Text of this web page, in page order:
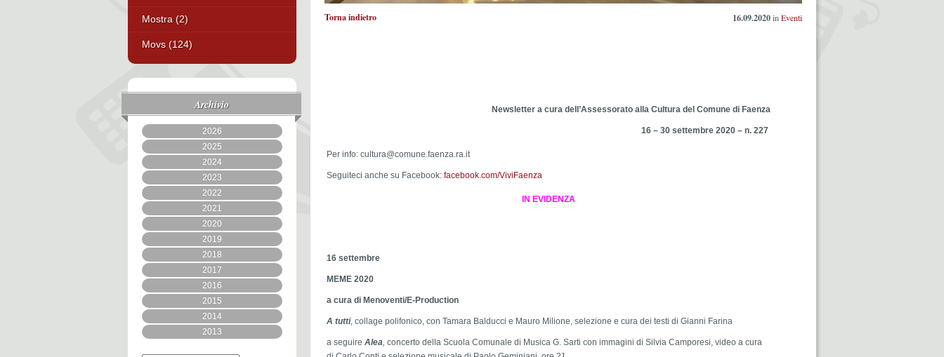
Mostra (2)
Movs (124)
Archivio
2026
2025
2024
2023
2022
2021
2020
2019
2018
2017
2016
2015
2014
2013
Torna indietro 16.09.2020in Eventi
Newsletter a cura dell’Assessorato alla Cultura del Comune di Faenza
16 – 30 settembre 2020 – n. 227
Per info: cultura@comune.faenza.ra.it
Seguiteci anche su Facebook: facebook.com/ViviFaenza
IN EVIDENZA
16 settembre
MEME 2020
a cura di Menoventi/E-Production
A tutti, collage polifonico, con Tamara Balducci e Mauro Milione, selezione e cura dei testi di Gianni Farina
a seguire Alea, concerto della Scuola Comunale di Musica G. Sarti con immagini di Silvia Camporesi, video a cura